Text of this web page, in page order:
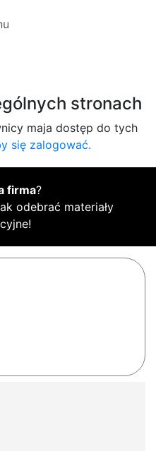
stronach
maja dostęp do tych
się zalogować.
firma?
odebrać materiały